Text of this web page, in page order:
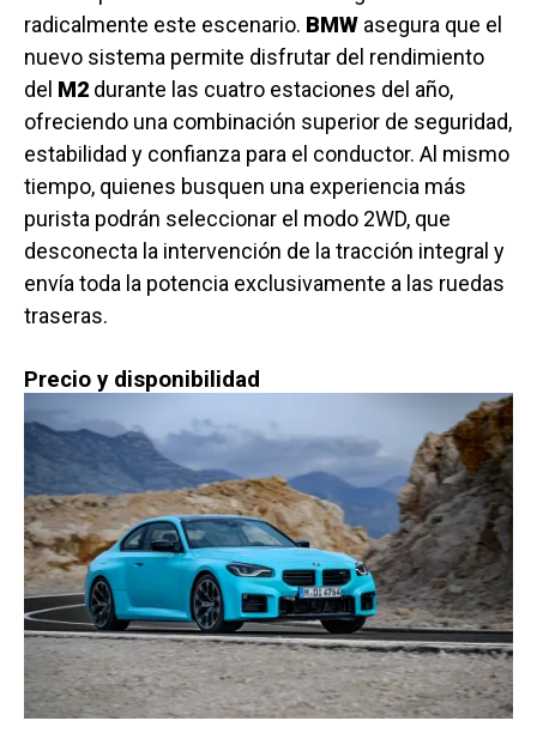
radicalmente este escenario. BMW asegura que el
nuevo sistema permite disfrutar del rendimiento
del M2 durante las cuatro estaciones del año,
ofreciendo una combinación superior de seguridad,
estabilidad y confianza para el conductor. Al mismo
tiempo, quienes busquen una experiencia más
purista podrán seleccionar el modo 2WD, que
desconecta la intervención de la tracción integral y
envía toda la potencia exclusivamente a las ruedas
traseras.
Precio y disponibilidad